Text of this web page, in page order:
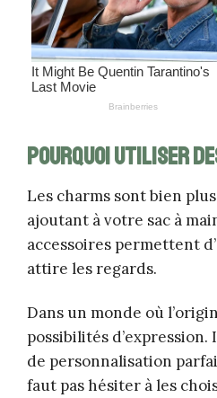
Pourquoi utiliser
Les charms sont bien
ajoutant à votre sac à
accessoires permettent
attire les regards.
Dans un monde où
possibilités
de personnalisation
faut pas hésiter à les